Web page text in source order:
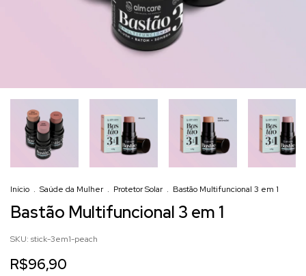
Início . Saúde da Mulher . Protetor Solar . Bastão Multifuncional 3 em 1
Bastão Multifuncional 3 em 1
SKU: stick-3em1-peach
R$96,90